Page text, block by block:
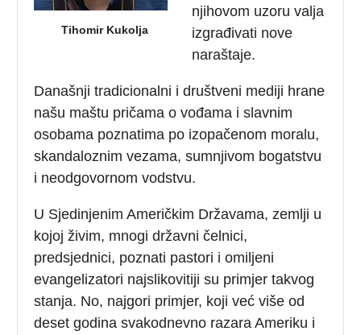
Tihomir Kukolja
njihovom uzoru valja
izgrađivati nove
naraštaje.
Današnji tradicionalni i društveni mediji hrane
našu maštu pričama o vođama i slavnim
osobama poznatima po izopačenom moralu,
skandaloznim vezama, sumnjivom bogatstvu
i neodgovornom vodstvu.
U Sjedinjenim Američkim Državama, zemlji u
kojoj živim, mnogi državni čelnici,
predsjednici, poznati pastori i omiljeni
evangelizatori najslikovitiji su primjer takvog
stanja. No, najgori primjer, koji već više od
deset godina svakodnevno razara Ameriku i